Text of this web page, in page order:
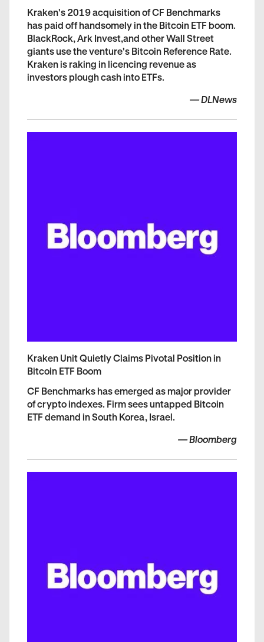
Kraken's 2019 acquisition of CF Benchmarks
has paid off handsomely in the Bitcoin ETF boom.
BlackRock, Ark Invest,and other Wall Street
giants use the venture's Bitcoin Reference Rate.
Kraken is raking in licencing revenue as
investors plough cash into ETFs.
—DLNews
Kraken Unit Quietly Claims Pivotal Position in
Bitcoin ETF Boom
CF Benchmarks has emerged as major provider
of crypto indexes. Firm sees untapped Bitcoin
ETF demand in South Korea, Israel.
—Bloomberg